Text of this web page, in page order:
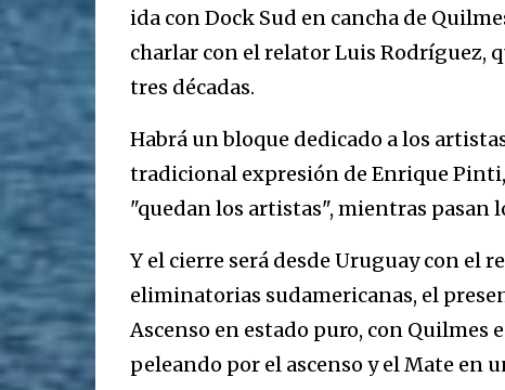
ida con Dock Sud en cancha de
charlar con el relator Luis Rodríguez,
tres décadas.
Habrá un bloque dedicado a los
tradicional expresión de Enrique
"quedan los artistas", mientras pasan
Y el cierre será desde Uruguay con
eliminatorias sudamericanas, el
Ascenso en estado puro, con Quilmes
peleando por el ascenso y el Mate en